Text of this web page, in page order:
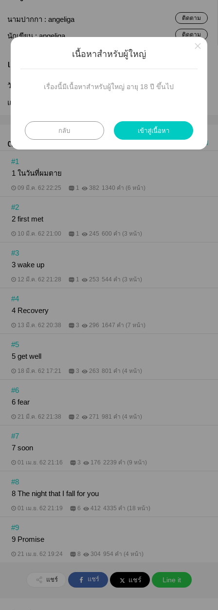
นามปากกา : angeliga ติดตาม
นักเขียน :angeliga ติดตาม
เผยแพร่
วันที่เผยแพร่ :09 มี.ค. 2562
แก้ไขล่าสุด :
ตอนทั้งหมด (9) เก่าไปใหม่
#1
1 ในวันที่ผมตาย
09 มี.ค. 62 22:25 1 382 1340 คำ (6 หน้า)
#2
2 first met
10 มี.ค. 62 21:00 1 245 600 คำ (3 หน้า)
#3
3 wake up
12 มี.ค. 62 21:28 1 253 544 คำ (3 หน้า)
#4
4 Recovery
13 มี.ค. 62 20:38 3 296 1647 คำ (7 หน้า)
#5
5 get well
18 มี.ค. 62 17:21 3 263 801 คำ (4 หน้า)
#6
6 fear
21 มี.ค. 62 21:38 2 271 981 คำ (4 หน้า)
#7
7 soon
01 เม.ย. 62 21:16 3 176 2239 คำ (9 หน้า)
#8
8 The night that I fall for you
01 เม.ย. 62 21:19 6 412 4335 คำ (18 หน้า)
#9
9 Promise
21 เม.ย. 62 19:24 8 304 954 คำ (4 หน้า)
แชร์ แชร์ แชร์ Line it
เนื้อหาสำหรับผู้ใหญ่
เรื่องนี้มีเนื้อหาสำหรับผู้ใหญ่ อายุ 18 ปี ขึ้นไป
กลับ เข้าสู่เนื้อหา
×